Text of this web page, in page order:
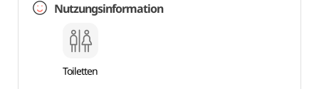
Nutzungsinformation
Toiletten